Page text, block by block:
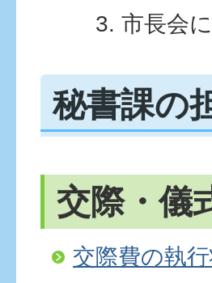
市長会
秘書課の
交際・儀
交際費の執